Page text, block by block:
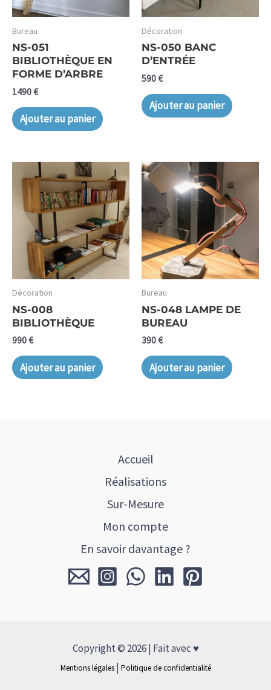
Bureau
NS-051
BIBLIOTHÈQUE EN
FORME D’ARBRE
1490€
Ajouter au panier
Décoration
NS-050 BANC
D’ENTRÉE
590€
Ajouter au panier
Décoration
NS-008
BIBLIOTHÈQUE
990€
Ajouter au panier
Bureau
NS-048 LAMPE DE
BUREAU
390€
Ajouter au panier
Accueil
Réalisations
Sur-Mesure
Mon compte
En savoir davantage ?
Copyright © 2026 | Fait avec ♥
Mentions légales | Politique de confidentialité